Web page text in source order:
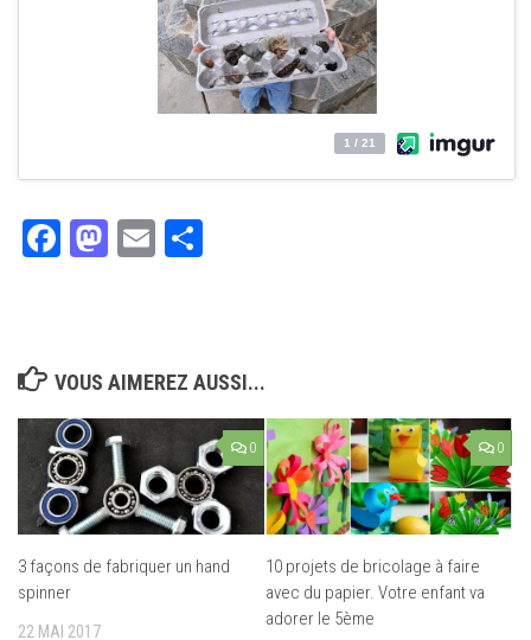
Facebook
Mastodon
Email
VOUS AIMEREZ AUSSI...
0
3 façons de fabriquer un hand
spinner
22 MAI 2017
0
10 projets de bricolage à faire
avec du papier. Votre enfant va
adorer le 5ème